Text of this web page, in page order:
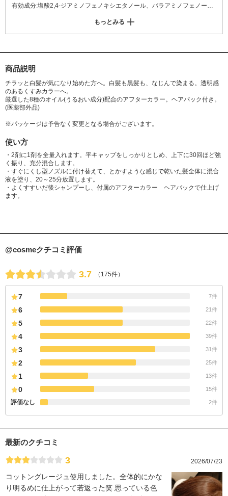
有効成分:塩酸2,4‐ジアミノフェノキシエタノール、パラアミノフェノー
その他の成分:DL‐PCA・Na液、POEステアリルエーテル、POEセトステア
リルエーテル、アスコルビン酸、アミノエチルアミノプロピルメチルシロ
共重合体液、強アンモニア水、グリシン、グルタミン酸、ステアルトリモ
ール液、濃グリセリン、ブドウ種子油、プロリン、ベタイン、無水亜硫酸
Na、リジン液、流動パラフィン、香料
有効成分:過酸化水素水
その他の成分:セトステアリルアルコール、流動パラフィン、PG、ヤシ油
脂肪酸アミドプロピルベタイン液、フェノキシエタノール、POEセトステ
アリルエーテル、親油型モノステアリン酸グリセリル、ピロリン酸Na、ヒ
ドロキシエタンジホスホン酸液
アフターカラー ヘアパック
成分:水、セテアリルアルコール、シア脂、炭酸ジカプリリル、ジステアロ
シド、アーモンド油、アルガニアスピノサ核油、アンズ核油、オリーブ果
コジモニウムヒドロキシプロピル加水分解ケラチン(羊毛)、加水分解ケラ
チン(羊毛)、トコフェロール、香料、黄4、黄5、黄203
もっとみる
商品説明
チラッと白髪が気になり始めた方へ。白髪も黒髪も、なじんで染まる。透明感
のあるくすみカラーへ。
厳選した8種のオイル(うるおい成分)配合のアフターカラー。ヘアパック付き。
(医薬部外品)
※パッケージは予告なく変更となる場合がございます。
使い方
・2剤に1剤を全量入れます。平キャップをしっかりとしめ、上下に30回ほど強
く振り、充分混合します。
・すぐにくし型ノズルに付け替えて、とかすような感じで乾いた髪全体に混合
液を塗り、20～25分放置します。
・よくすすいだ後シャンプーし、付属のアフターカラー ヘアパックで仕上げ
ます。
@cosmeクチコミ評価
3.7 （175件）
7 7件
6 21件
5 22件
4 39件
3 31件
2 25件
1 13件
0 15件
評価なし 2件
最新のクチコミ
3 2026/07/23
コットングレージュ使用しました。全体的にかな
り明るめに仕上がって若返った笑 思っている色